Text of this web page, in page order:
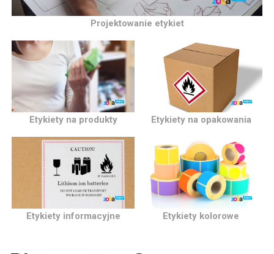
Projektowanie etykiet
Etykiety na produkty Etykiety na opakowania
Etykiety informacyjne Etykiety kolorowe